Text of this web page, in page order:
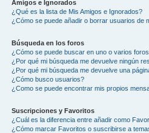
Amigos e Ignorados
¿Qué es la lista de Mis Amigos e Ignorados?
¿Cómo se puede añadir o borrar usuarios de
Búsqueda en los foros
¿Cómo se puede buscar en uno o varios
¿Por qué mi búsqueda me devuelve ningún
¿Por qué mi búsqueda me devuelve una
¿Cómo busco usuarios?
¿Como se puede encontrar mis propios
Suscripciones y Favoritos
¿Cuál es la diferencia entre añadir como
¿Cómo marcar Favoritos o suscribirse a